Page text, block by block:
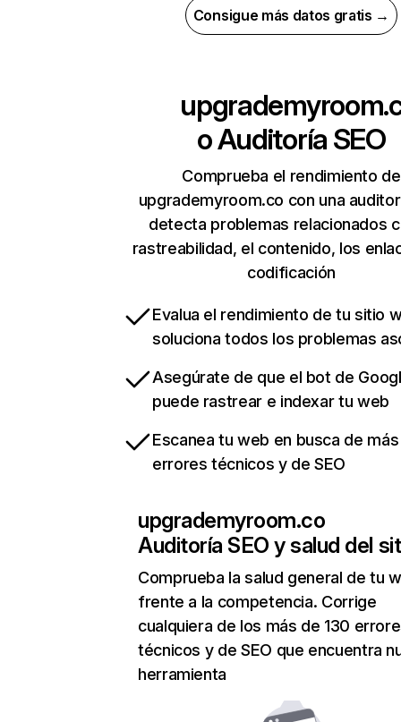
Consigue más datos gratis →
oAuditoría SEO
Comprueba el rendimiento de
upgrademyroom.co con una
detecta problemas relacionados
rastreabilidad, el contenido, los
codificación
Evalua el rendimiento de tu sitio
soluciona todos los problemas
Asegúrate de que el bot de
puede rastrear e indexar tu web
Escanea tu web en busca de
errores técnicos y de SEO
upgrademyroom.co
Auditoría SEO y salud del
Comprueba la salud general de tu
frente a la competencia. Corrige
cualquiera de los más de 130
técnicos y de SEO que encuentra
herramienta